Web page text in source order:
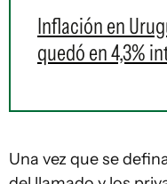
Inflación en
quedó en 4,3%
Una vez que se